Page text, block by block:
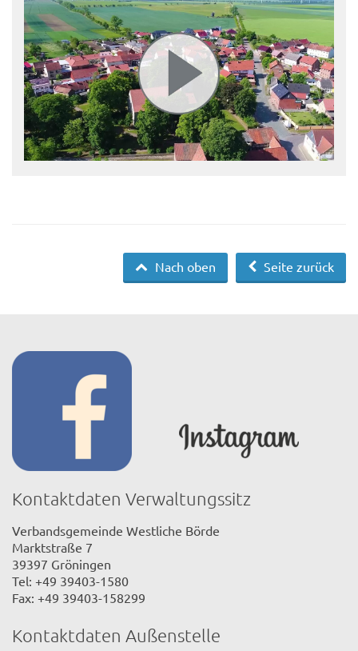
Seite zurück
Nach oben
Kontaktdaten Verwaltungssitz
Verbandsgemeinde Westliche Börde
Marktstraße 7
39397 Gröningen
Tel: +49 39403-1580
Fax: +49 39403-158299
Kontaktdaten Außenstelle